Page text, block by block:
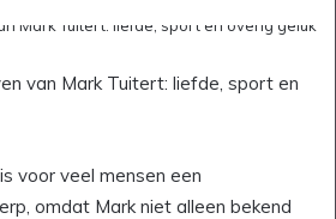
van Mark Tuitert: liefde, sport en
voor veel mensen een
omdat Mark niet alleen bekend